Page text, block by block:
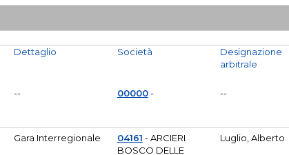
Dettaglio
--
Società
00000-
Designazione
arbitrale
--
Gara Interregionale 04161 - ARCIERI
BOSCO DELLE
Luglio, Alberto